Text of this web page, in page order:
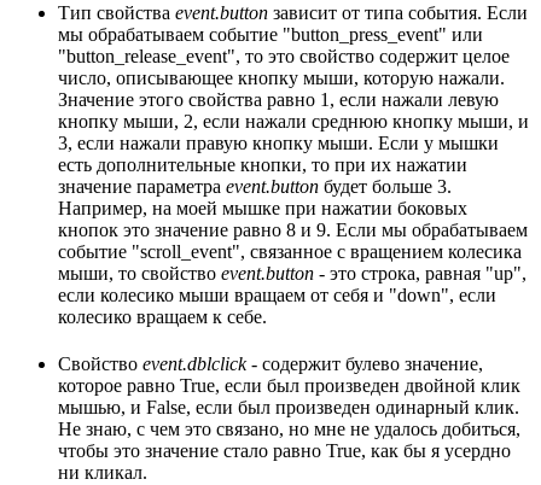
Тип свойства event.button зависит от типа события. Если
мы обрабатываем событие "button_press_event" или
"button_release_event", то это свойство содержит целое
число, описывающее кнопку мыши, которую нажали.
Значение этого свойства равно 1, если нажали левую
кнопку мыши, 2, если нажали среднюю кнопку мыши, и
3, если нажали правую кнопку мыши. Если у мышки
есть дополнительные кнопки, то при их нажатии
значение параметра event.button будет больше 3.
Например, на моей мышке при нажатии боковых
кнопок это значение равно 8 и 9. Если мы обрабатываем
событие "scroll_event", связанное с вращением колесика
мыши, то свойство event.button - это строка, равная "up",
если колесико мыши вращаем от себя и "down", если
колесико вращаем к себе.
Свойство event.dblclick- содержит булево значение,
которое равно True, если был произведен двойной клик
мышью, и False, если был произведен одинарный клик.
Не знаю, с чем это связано, но мне не удалось добиться,
чтобы это значение стало равно True, как бы я усердно
ни кликал.